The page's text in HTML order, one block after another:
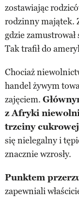
zostawiając
rodzinny majątek.
gdzie
Tak trafił do
Chociaż
handel żywym
zajęciem.
z Afryki
trzciny
się nielegalny i
znacznie wzrosły.
Punktem
zapewniali